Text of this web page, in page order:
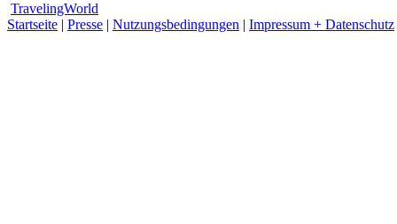
TravelingWorld
Startseite | Presse | Nutzungsbedingungen | Impressum + Datenschutz